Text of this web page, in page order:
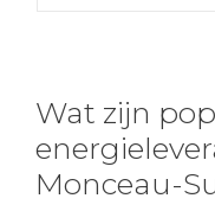
Wat zijn
Monceau-